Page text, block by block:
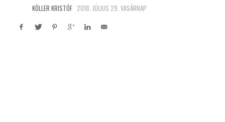
KÖLLER KRISTÓF 2018. JÚLIUS 29. VASÁRNAP